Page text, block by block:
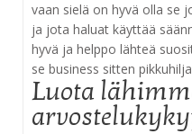
vaan sielä on hyvä olla se
ja jota haluat käyttää
hyvä ja helppo lähteä
se business sitten
Luota